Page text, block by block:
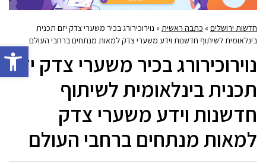
פתח
חדשות ירושלים» כתבה ראשית» נוירוכירורג בכיר משערי צדק יזם תכנית
בינלאומית לשיתוף חדשנות וידע משערי צדק למאות מנתחים ברחבי העולם
נוירוכירורג בכיר משערי צדק יזם
תכנית בינלאומית לשיתוף
חדשנות וידע משערי צדק
למאות מנתחים ברחבי העולם